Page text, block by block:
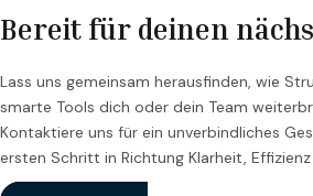
Bereit für deinen
Lass uns gemeinsam herausfinden, wie
smarte Tools dich oder dein Team
Kontaktiere uns für ein unverbindliches
ersten Schritt in Richtung Klarheit,